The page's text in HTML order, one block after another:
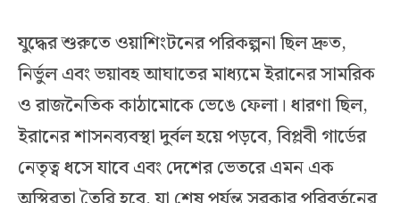
যুদ্ধের শুরুতে ওয়াশিংটনের পরিকল্পনা ছিল দ্রুত,
নির্ভুল এবং ভয়াবহ আঘাতের মাধ্যমে ইরানের সামরিক
ও রাজনৈতিক কাঠামোকে ভেঙে ফেলা। ধারণা ছিল,
ইরানের শাসনব্যবস্থা দুর্বল হয়ে পড়বে, বিপ্লবী গার্ডের
নেতৃত্ব ধসে যাবে এবং দেশের ভেতরে এমন এক